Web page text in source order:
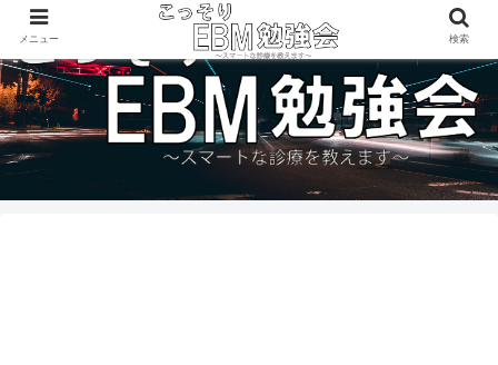
メニュー 検索